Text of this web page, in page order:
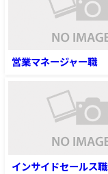
営業マネージャー職
インサイドセールス職